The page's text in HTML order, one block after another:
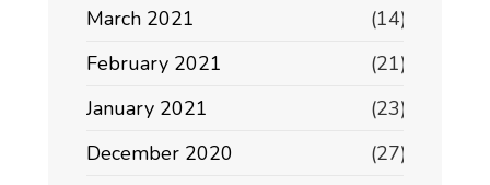
March 2021
(14)
February 2021
(21)
January 2021
(23)
December 2020
(27)